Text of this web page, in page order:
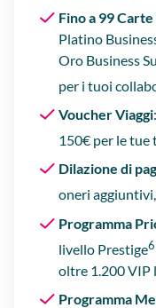
Fino a 99
Platino
Oro Business
per i tuoi
Voucher Viaggi
150€ per le tue
Dilazione di
oneri
Programma
livello Prestige6
oltre 1.200 VIP
Programma